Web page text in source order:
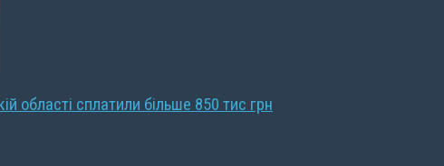
області сплатили більше 850 тис грн